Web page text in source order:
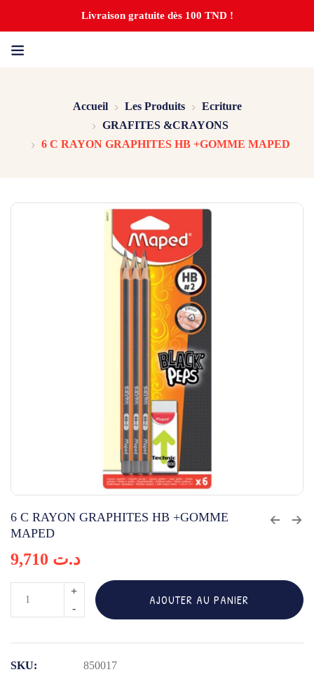
Livraison gratuite dès 100 TND !
Accueil Les Produits
Ecriture
GRAFITES &CRAYONS
6 C RAYON GRAPHITES HB +GOMME MAPED
6 C RAYON GRAPHITES HB +GOMME
MAPED
د.ت
RAYON
AJOUTER AU PANIER
SKU:
850017